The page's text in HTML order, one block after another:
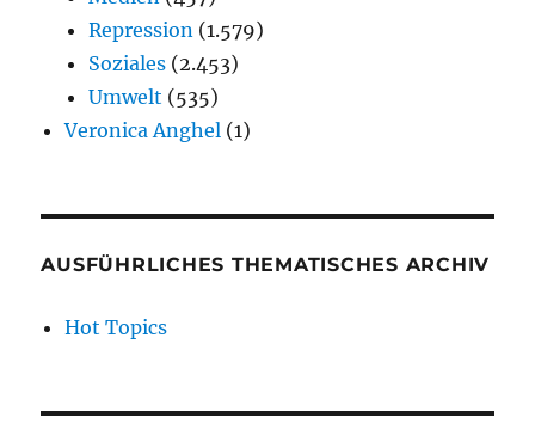
Repression (1.579)
Soziales (2.453)
Umwelt (535)
Veronica Anghel (1)
AUSFÜHRLICHES THEMATISCHES ARCHIV
Hot Topics